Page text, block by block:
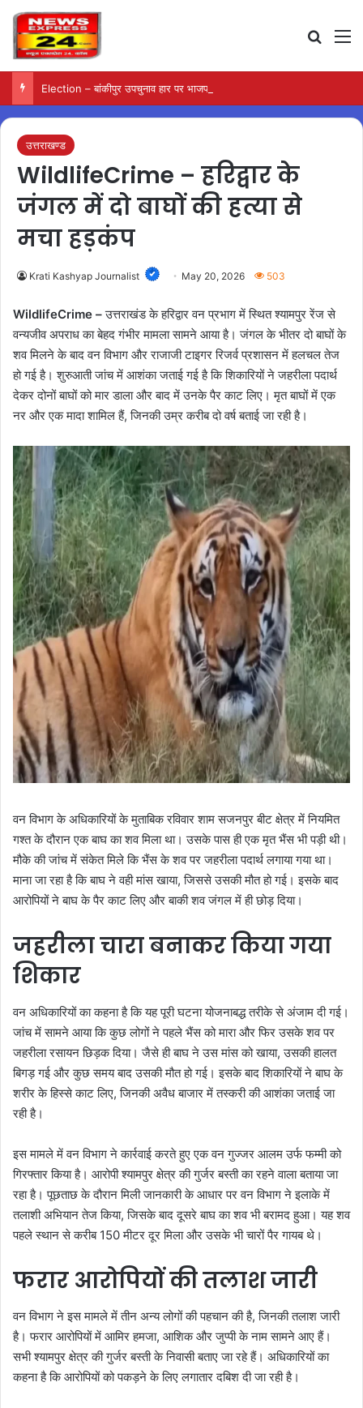
Election – बांकीपुर उपचुनाव हार पर भाजपा का मंथन, सामने आए कई कारण
उत्तराखण्ड
WildlifeCrime – हरिद्वार के
जंगल में दो बाघों की हत्या से
मचा हड़कंप
Krati Kashyap Journalist May 20, 2026 503
WildlifeCrime –उत्तराखंड के हरिद्वार वन प्रभाग में स्थित श्यामपुर रेंज से
वन्यजीव अपराध का बेहद गंभीर मामला सामने आया है। जंगल के भीतर दो बाघों के
शव मिलने के बाद वन विभाग और राजाजी टाइगर रिजर्व प्रशासन में हलचल तेज
हो गई है। शुरुआती जांच में आशंका जताई गई है कि शिकारियों ने जहरीला पदार्थ
देकर दोनों बाघों को मार डाला और बाद में उनके पैर काट लिए। मृत बाघों में एक
नर और एक मादा शामिल हैं, जिनकी उम्र करीब दो वर्ष बताई जा रही है।
वन विभाग के अधिकारियों के मुताबिक रविवार शाम सजनपुर बीट क्षेत्र में नियमित
गश्त के दौरान एक बाघ का शव मिला था। उसके पास ही एक मृत भैंस भी पड़ी थी।
मौके की जांच में संकेत मिले कि भैंस के शव पर जहरीला पदार्थ लगाया गया था।
माना जा रहा है कि बाघ ने वही मांस खाया, जिससे उसकी मौत हो गई। इसके बाद
आरोपियों ने बाघ के पैर काट लिए और बाकी शव जंगल में ही छोड़ दिया।
जहरीला चारा बनाकर किया गया
शिकार
वन अधिकारियों का कहना है कि यह पूरी घटना योजनाबद्ध तरीके से अंजाम दी गई।
जांच में सामने आया कि कुछ लोगों ने पहले भैंस को मारा और फिर उसके शव पर
जहरीला रसायन छिड़क दिया। जैसे ही बाघ ने उस मांस को खाया, उसकी हालत
बिगड़ गई और कुछ समय बाद उसकी मौत हो गई। इसके बाद शिकारियों ने बाघ के
शरीर के हिस्से काट लिए, जिनकी अवैध बाजार में तस्करी की आशंका जताई जा
रही है।
इस मामले में वन विभाग ने कार्रवाई करते हुए एक वन गुज्जर आलम उर्फ फम्मी को
गिरफ्तार किया है। आरोपी श्यामपुर क्षेत्र की गुर्जर बस्ती का रहने वाला बताया जा
रहा है। पूछताछ के दौरान मिली जानकारी के आधार पर वन विभाग ने इलाके में
तलाशी अभियान तेज किया, जिसके बाद दूसरे बाघ का शव भी बरामद हुआ। यह शव
पहले स्थान से करीब 150 मीटर दूर मिला और उसके भी चारों पैर गायब थे।
फरार आरोपियों की तलाश जारी
वन विभाग ने इस मामले में तीन अन्य लोगों की पहचान की है, जिनकी तलाश जारी
है। फरार आरोपियों में आमिर हमजा, आशिक और जुप्पी के नाम सामने आए हैं।
सभी श्यामपुर क्षेत्र की गुर्जर बस्ती के निवासी बताए जा रहे हैं। अधिकारियों का
कहना है कि आरोपियों को पकड़ने के लिए लगातार दबिश दी जा रही है।